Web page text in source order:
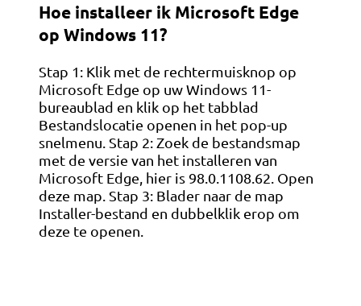
Hoe installeer ik Microsoft Edge
op Windows 11?
Stap 1: Klik met de rechtermuisknop op
Microsoft Edge op uw Windows 11-
bureaublad en klik op het tabblad
Bestandslocatie openen in het pop-up
snelmenu. Stap 2: Zoek de bestandsmap
met de versie van het installeren van
Microsoft Edge, hier is 98.0.1108.62. Open
deze map. Stap 3: Blader naar de map
Installer-bestand en dubbelklik erop om
deze te openen.